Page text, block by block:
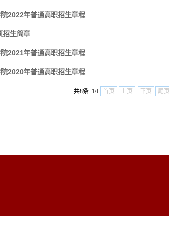
2022年普通高职招生章程
招生简章
2021年普通高职招生章程
2020年普通高职招生章程
共8条 1/1 首页 上页 下页 尾页